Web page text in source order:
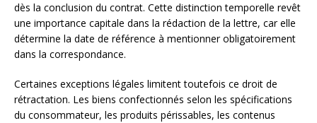
dès la conclusion du contrat. Cette distinction temporelle revêt
une importance capitale dans la rédaction de la lettre, car elle
détermine la date de référence à mentionner obligatoirement
dans la correspondance.
Certaines exceptions légales limitent toutefois ce droit de
rétractation. Les biens confectionnés selon les spécifications
du consommateur, les produits périssables, les contenus